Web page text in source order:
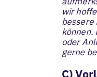
wir
bessere
können.
oder
gerne
C)